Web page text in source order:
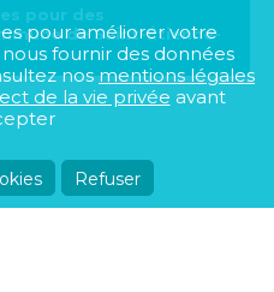
pour des
de Saint-Étienne-
pour améliorer votre
fournir des données
nosmentions légales
de la vie privée avant
Refuser